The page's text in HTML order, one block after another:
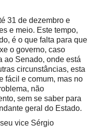
de dezembro e
e meio. Este tempo,
é o que falta para que
o governo, caso
ao Senado, onde está
circunstâncias, esta
fácil e comum, mas no
não
sem se saber para
geral do Estado.
vice Sérgio